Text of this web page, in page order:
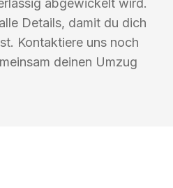
abgewickelt wird.
Details, damit du dich
Kontaktiere uns noch
deinen Umzug